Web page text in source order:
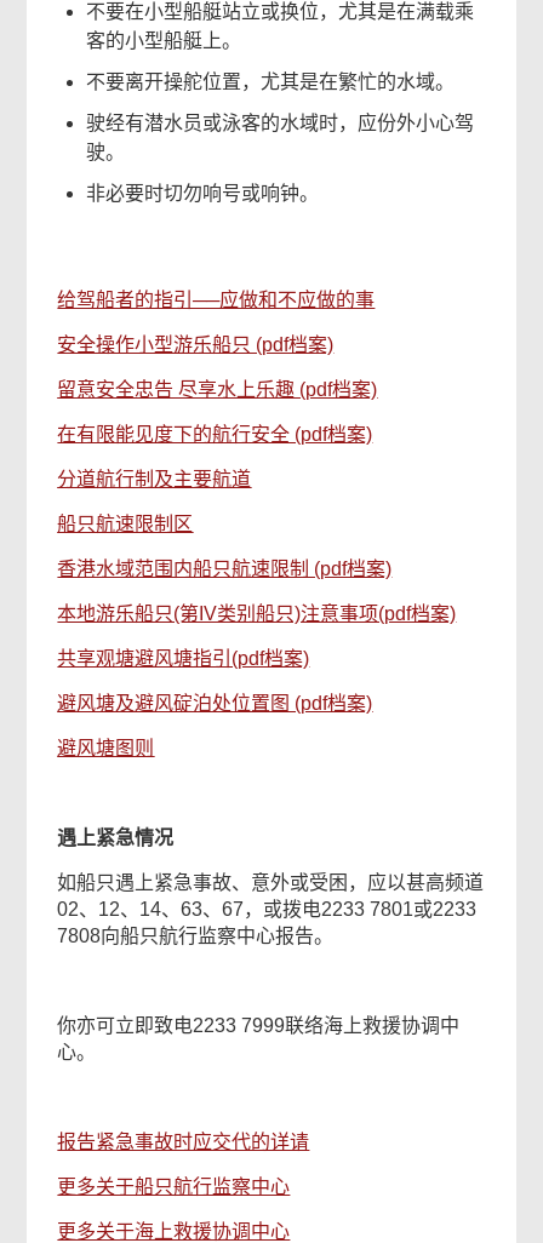
不要在小型船艇站立或换位，尤其是在满载乘
客的小型船艇上。
不要离开操舵位置，尤其是在繁忙的水域。
驶经有潜水员或泳客的水域时，应份外小心驾
驶。
非必要时切勿响号或响钟。
给驾船者的指引──应做和不应做的事
安全操作小型游乐船只 (pdf档案)
留意安全忠告 尽享水上乐趣 (pdf档案)
在有限能见度下的航行安全 (pdf档案)
分道航行制及主要航道
船只航速限制区
香港水域范围内船只航速限制 (pdf档案)
本地游乐船只(第IV类别船只)注意事项(pdf档案)
共享观塘避风塘指引(pdf档案)
避风塘及避风碇泊处位置图 (pdf档案)
避风塘图则
遇上紧急情况
如船只遇上紧急事故、意外或受困，应以甚高频道
02、12、14、63、67，或拨电2233 7801或2233
7808向船只航行监察中心报告。
你亦可立即致电2233 7999联络海上救援协调中
心。
报告紧急事故时应交代的详请
更多关于船只航行监察中心
更多关于海上救援协调中心